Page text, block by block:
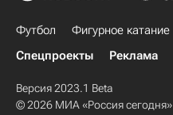
Футбол Фигурное катание
Спецпроекты
Реклама
Версия 2023.1 Beta
© 2026 МИА «Россия сегодня»